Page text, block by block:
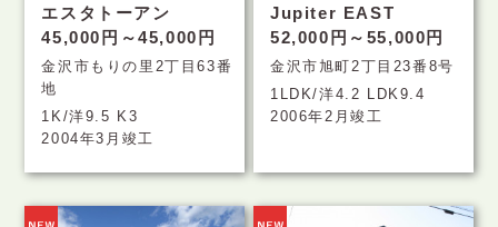
エスタトーアン
45,000円～45,000円
金沢市もりの里2丁目63番
地
1K/洋9.5 K3
2004年3月竣工
Jupiter EAST
52,000円～55,000円
金沢市旭町2丁目23番8号
1LDK/洋4.2 LDK9.4
2006年2月竣工